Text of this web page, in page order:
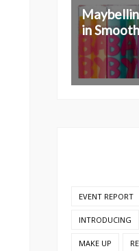
in
EVENT REPORT
INTRODUCING
MAKE UP